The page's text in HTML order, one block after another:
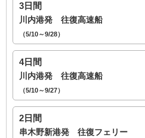
お問い合わせ
3日間
川内港発 往復高速船
（5/10～9/28）
4日間
川内港発 往復高速船
（5/10～9/27）
2日間
串木野新港発 往復フェリー